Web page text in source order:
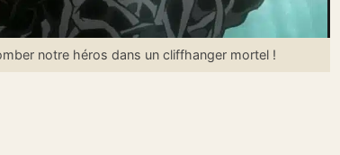
notre héros dans un cliffhanger mortel !